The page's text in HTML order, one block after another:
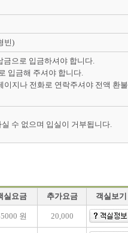
빈)
금으로 입금하셔야 합니다.
입금해 주셔야 합니다.
지나 전화로 연락주셔야 전액 환불
수 없으며 입실이 거부됩니다.
실요금 추가요금 객실보기
원 20,000